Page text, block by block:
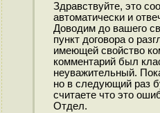
Здравствуйте, это
автоматически и
Доводим до вашего
пункт договора о
имеющей свойство
комментарий был
неуважительный.
но в следующий раз
считаете что это
Отдел.